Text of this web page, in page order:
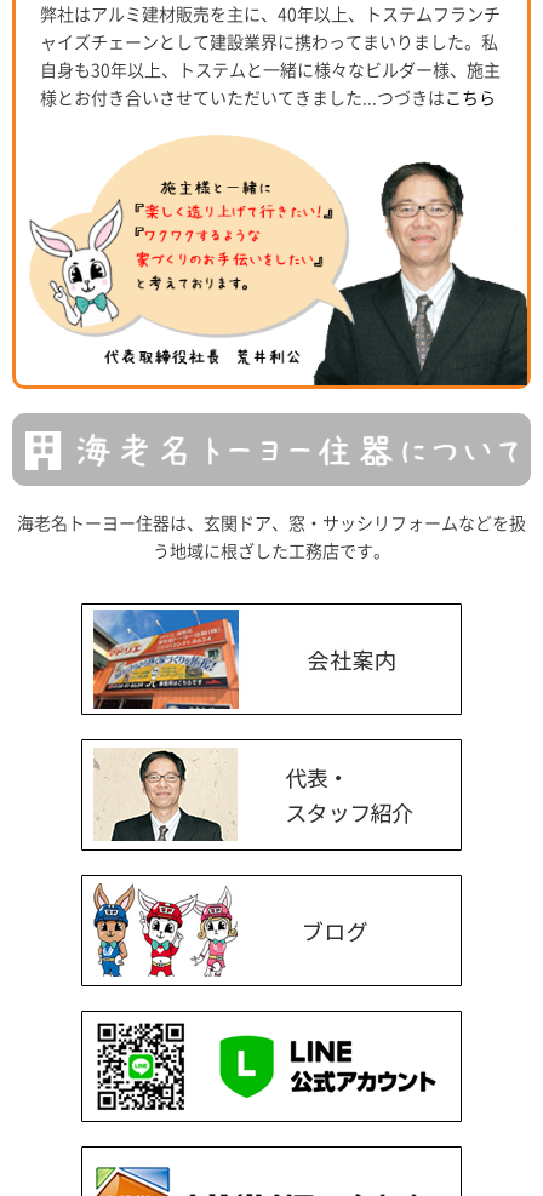
弊社はアルミ建材販売を主に、40年以上、トステムフランチ
ャイズチェーンとして建設業界に携わってまいりました。私
自身も30年以上、トステムと一緒に様々なビルダー様、施主
様とお付き合いさせていただいてきました...つづきは こちら
海老名トーヨー住器は、玄関ドア、窓・サッシリフォームなどを扱
う地域に根ざした工務店です。